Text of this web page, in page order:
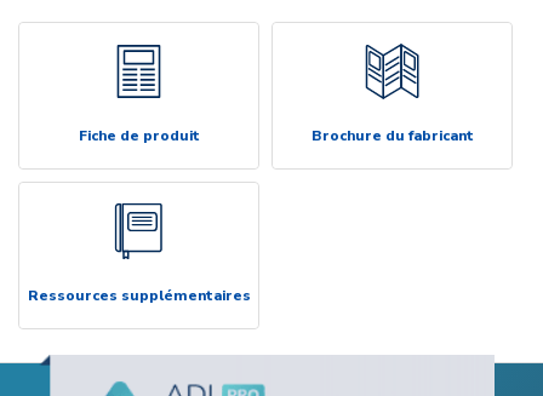
Fiche de produit Brochure du fabricant
Ressources supplémentaires